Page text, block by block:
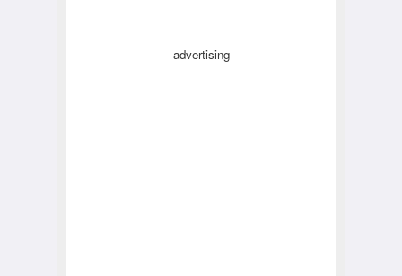
advertising